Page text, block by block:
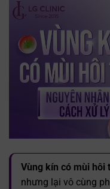
Vùng kín có mùi hôi
nhưng lại vô cùng